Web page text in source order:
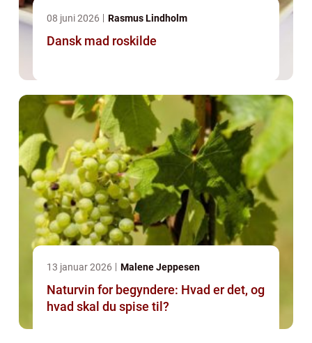
08 juni 2026 Rasmus Lindholm
Dansk mad roskilde
13 januar 2026 Malene Jeppesen
Naturvin for begyndere: Hvad er det, og
hvad skal du spise til?